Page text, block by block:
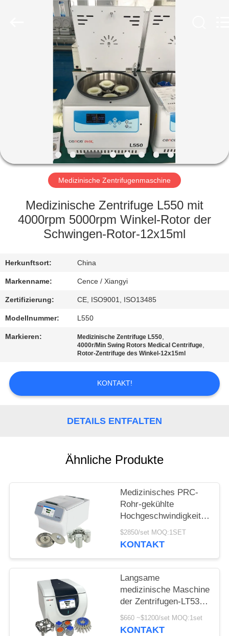
PRODUKTE
UNS
WERKSBESICHTIGUNG
QUALITÄTSKONTROLLE
MIT
UNS
NEUIGKEITEN
RECHTSSACHEN
VR
Medizinische Zentrifugenmaschine
Medizinische Zentrifuge L550 mit
4000rpm 5000rpm Winkel-Rotor der
Schwingen-Rotor-12x15ml
Herkunftsort: China
Markenname: Cence / Xiangyi
Zertifizierung: CE, ISO9001, ISO13485
Modellnummer: L550
Markieren: Medizinische Zentrifuge L550,
4000r/Min Swing Rotors Medical Centrifuge,
Rotor-Zentrifuge des Winkel-12x15ml
KONTAKT!
DETAILS ENTFALTEN
Ähnliche Produkte
Medizinisches PRC-
Rohr-gekühlte
Mikro-Rohre der
Zentrifuge H1750R
$2850/set MOQ:1SET
KONTAKT
Langsame
medizinische Maschine
der Zentrifugen-LT53
für klinische Medizin-
genetische Biologie
$660 ~$1200/set MOQ:1set
KONTAKT